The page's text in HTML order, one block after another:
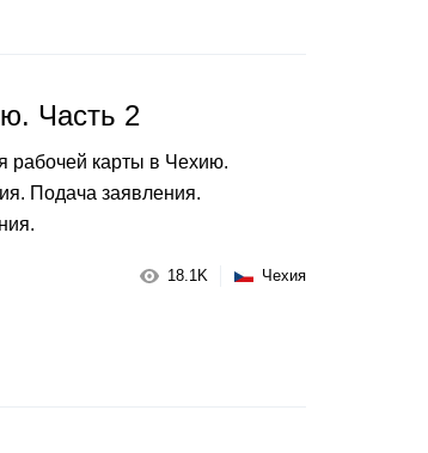
Часть 2
рабочей карты в Чехию.
Подача заявления.
18.1K Чехия